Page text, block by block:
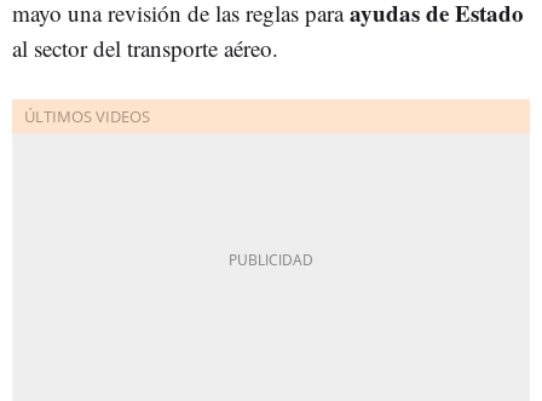
mayo una revisión de las reglas paraayudas de Estado
al sector del transporte aéreo.